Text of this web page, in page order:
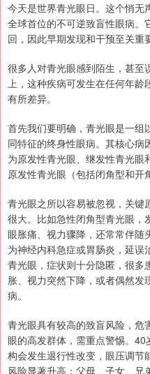
今天是世界青光眼日。这个悄
全球首位的不可逆致盲性眼病。
回，因此早期发现和干预至关重
很多人对青光眼感到陌生，甚至
上，这种疾病可发生在任何年龄
有所差异。
首先我们要明确，青光眼是一组
同特征的终身性眼病。其核心
为原发性青光眼、继发性青光眼
原发性青光眼（包括闭角型和开
青光眼之所以容易被忽视，关键
很大。比如急性闭角型青光眼，
眼胀痛、视力骤降，还常常伴随
为神经内科急症或胃肠炎，延误
青光眼，症状则十分隐匿，很多
胀、视力突然下降，或者偶然发
病。
青光眼具有较高的致盲风险，危
眼的高发群体，需重点警惕。
构会发生退行性改变，眼压调节
风险显著升高；父母、子女、兄